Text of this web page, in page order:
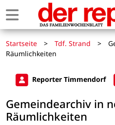
Startseite > Tdf. Strand >
Räumlichkeiten
Reporter Timmendorf
Gemeindearchiv in
Räumlichkeiten